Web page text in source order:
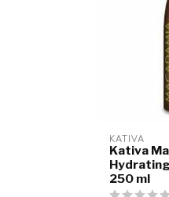
KATIVA
Kativa
250 ml